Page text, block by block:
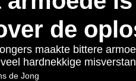
de
maakte bittere
hardnekkige
de Jong